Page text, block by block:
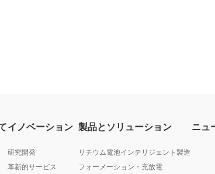
イノベーション
研究開発
革新的サービス
製品とソリューション
リチウム電池インテリジェント製造
フォーメーション・充放電
ニュ